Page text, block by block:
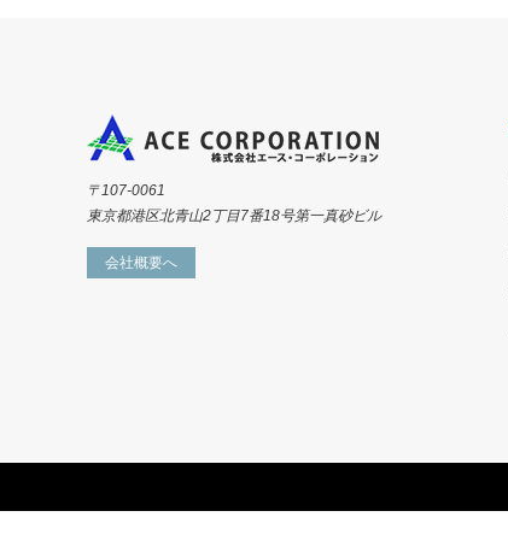
〒107-0061
東京都港区北青山2丁目7番18号第一真砂ビル
会社概要へ